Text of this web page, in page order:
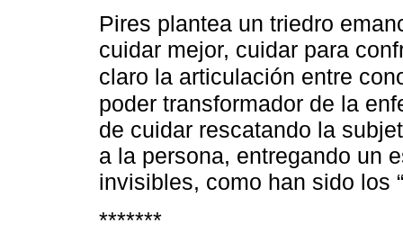
Pires plantea un triedro
cuidar mejor, cuidar para
claro la articulación entre
poder transformador de la
de cuidar rescatando la
a la persona, entregando un
invisibles, como han sido los
*******